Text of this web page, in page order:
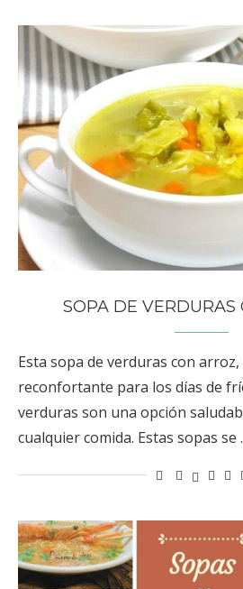
SOPA DE VERDURAS
Esta sopa de verduras con
reconfortante para los días de
verduras son una opción
cualquier comida. Estas sopas se